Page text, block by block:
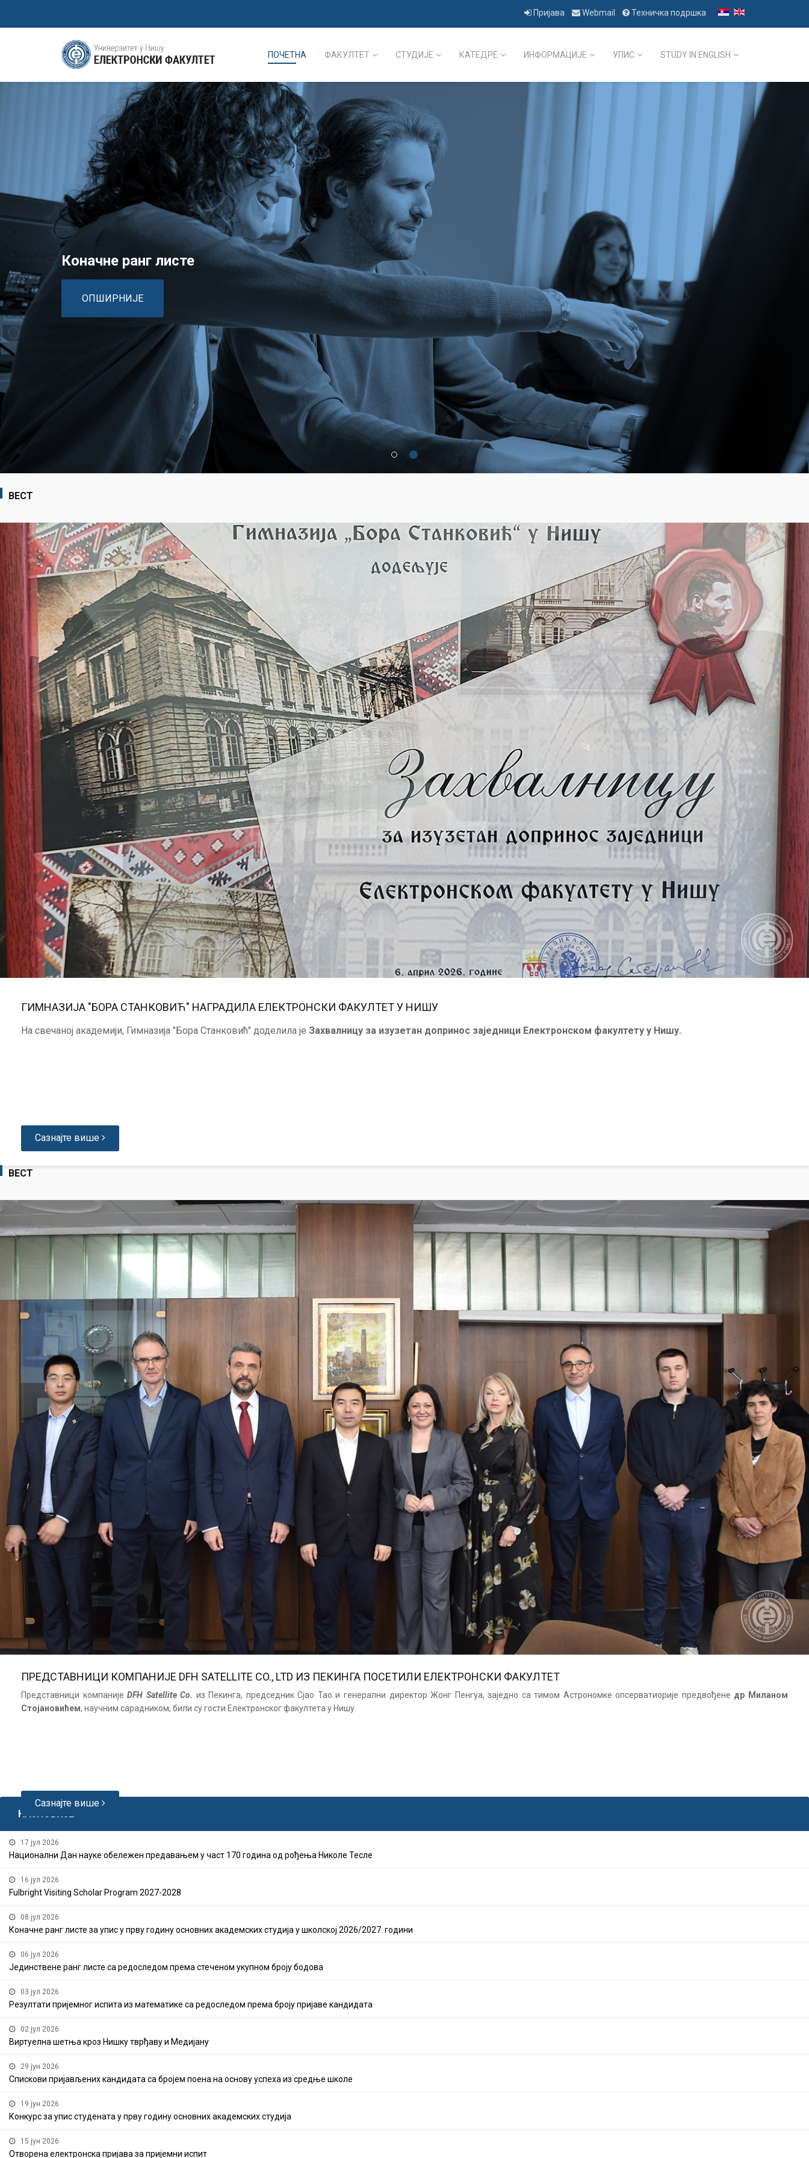
Пријава Webmail Техничка подршка
ПОЧЕТНА ФАКУЛТЕТ СТУДИЈЕ КАТЕДРЕ ИНФОРМАЦИЈЕ УПИС STUDY IN ENGLISH
Коначне ранг листе
ОПШИРНИЈЕ
ВЕСТ
ГИМНАЗИЈА "БОРА СТАНКОВИЋ" НАГРАДИЛА ЕЛЕКТРОНСКИ ФАКУЛТЕТ У НИШУ
На свечаној академији, Гимназија "Бора Станковић" доделила је Захвалницу за изузетан допринос заједници Електронском факултету у Нишу.
Сазнајте више
ВЕСТ
ПРЕДСТАВНИЦИ КОМПАНИЈЕ DFH SATELLITE CO., LTD ИЗ ПЕКИНГА ПОСЕТИЛИ ЕЛЕКТРОНСКИ ФАКУЛТЕТ
Представници компанијеDFH Satellite Co. из Пекинга, председник Сјао Тао и генерални директор Жонг Пенгуа, заједно са тимом Астрономке опсерватиорије предвођене др Миланом
Стојановићем, научним сарадником, били су гости Електронског факултета у Нишу.
Сазнајте више
НАЈНОВИЈЕ
17 јул 2026
Национални Дан науке обележен предавањем у част 170 година од рођења Николе Тесле
16 јул 2026
Fulbright Visiting Scholar Program 2027-2028
08 јул 2026
Коначне ранг листе за упис у прву годину основних академских студија у школској 2026/2027. години
06 јул 2026
Jединствене ранг листе са редоследом према стеченом укупном броју бодова
03 јул 2026
Резултати пријемног испита из математике са редоследом према броју пријаве кандидата
02 јул 2026
Виртуелна шетња кроз Нишку тврђаву и Медијану
29 јун 2026
Спискови пријављених кандидата са бројем поена на основу успеха из средње школе
19 јун 2026
Конкурс за упис студената у прву годину основних академских студија
15 јун 2026
Отворена електронска пријава за пријемни испит